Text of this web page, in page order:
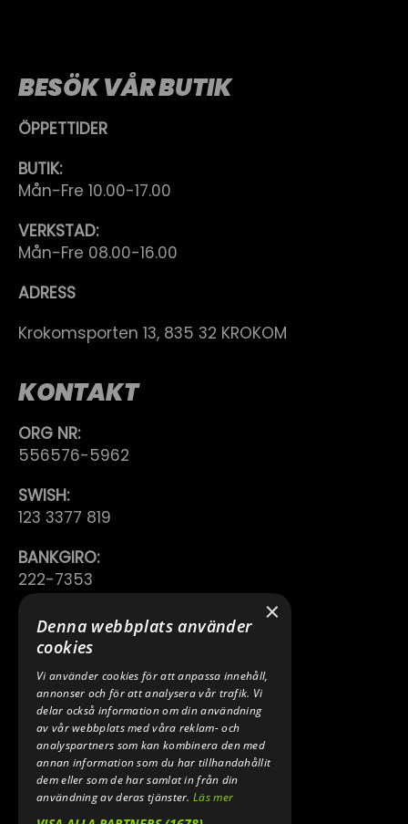
BESÖK VÅR BUTIK
ÖPPETTIDER
BUTIK:
Mån-Fre 10.00-17.00
VERKSTAD:
Mån-Fre 08.00-16.00
ADRESS
Krokomsporten 13, 835 32 KROKOM
KONTAKT
ORG NR:
556576-5962
SWISH:
123 3377 819
BANKGIRO:
222-7353
TELEFON:
0640 200 50
E-POST:
INFO@SPEEDSHOPEN.SE
ÅNGRA MITT KÖP
×
Denna webbplats använder
cookies
Vi använder cookies för att anpassa innehåll,
annonser och för att analysera vår trafik. Vi
delar också information om din användning
av vår webbplats med våra reklam- och
analyspartners som kan kombinera den med
annan information som du har tillhandahållit
dem eller som de har samlat in från din
användning av deras tjänster.Läs mer